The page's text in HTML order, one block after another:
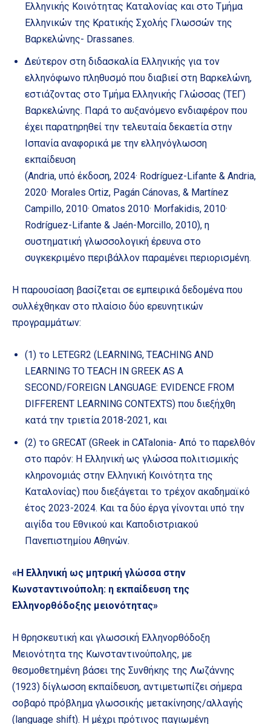
Ελληνικής Κοινότητας Καταλονίας και στο Τμήμα
Ελληνικών της Κρατικής Σχολής Γλωσσών της
Βαρκελώνης- Drassanes.
Δεύτερον στη διδασκαλία Ελληνικής για τον
ελληνόφωνο πληθυσμό που διαβιεί στη Βαρκελώνη,
εστιάζοντας στο Τμήμα Ελληνικής Γλώσσας (ΤΕΓ)
Βαρκελώνης. Παρά το αυξανόμενο ενδιαφέρον που
έχει παρατηρηθεί την τελευταία δεκαετία στην
Ισπανία αναφορικά με την ελληνόγλωσση
εκπαίδευση
(Andria, υπό έκδοση, 2024· Rodríguez-Lifante & Andria,
2020· Morales Ortiz, Pagán Cánovas, & Martínez
Campillo, 2010· Omatos 2010· Morfakidis, 2010·
Rodríguez-Lifante & Jaén-Morcillo, 2010), η
συστηματική γλωσσολογική έρευνα στο
συγκεκριμένο περιβάλλον παραμένει περιορισμένη.
Η παρουσίαση βασίζεται σε εμπειρικά δεδομένα που
συλλέχθηκαν στο πλαίσιο δύο ερευνητικών
προγραμμάτων:
(1) το LETEGR2 (LEARNING, TEACHING AND
LEARNING TO TEACH IN GREEK AS A
SECOND/FOREIGN LANGUAGE: EVIDENCE FROM
DIFFERENT LEARNING CONTEXTS) που διεξήχθη
κατά την τριετία 2018-2021, και
(2) το GRECAT (GReek in CATalonia- Από το παρελθόν
στο παρόν: Η Ελληνική ως γλώσσα πολιτισμικής
κληρονομιάς στην Ελληνική Κοινότητα της
Καταλονίας) που διεξάγεται το τρέχον ακαδημαϊκό
έτος 2023-2024. Και τα δύο έργα γίνονται υπό την
αιγίδα του Εθνικού και Καποδιστριακού
Πανεπιστημίου Αθηνών.
«Η Ελληνική ως μητρική γλώσσα στην
Κωνσταντινούπολη: η εκπαίδευση της
Ελληνορθόδοξης μειονότητας»
H θρησκευτική και γλωσσική Ελληνορθόδοξη
Μειονότητα της Κωνσταντινούπολης, με
θεσμοθετημένη βάσει της Συνθήκης της Λωζάννης
(1923) δίγλωσση εκπαίδευση, αντιμετωπίζει σήμερα
σοβαρό πρόβλημα γλωσσικής μετακίνησης/αλλαγής
(language shift). Η μέχρι πρότινος παγιωμένη